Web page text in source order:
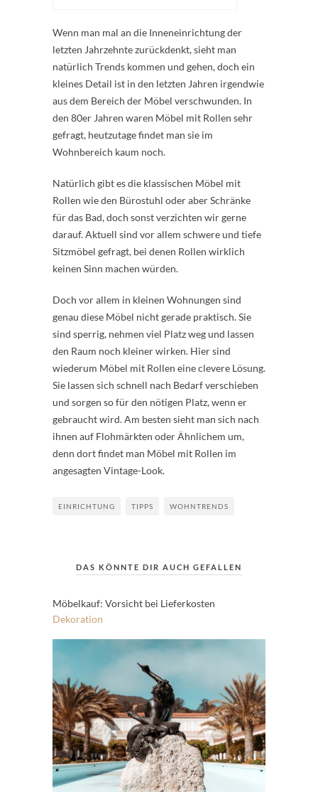
Wenn man mal an die Inneneinrichtung der
letzten Jahrzehnte zurückdenkt, sieht man
natürlich Trends kommen und gehen, doch ein
kleines Detail ist in den letzten Jahren irgendwie
aus dem Bereich der Möbel verschwunden. In
den 80er Jahren waren Möbel mit Rollen sehr
gefragt, heutzutage findet man sie im
Wohnbereich kaum noch.
Natürlich gibt es die klassischen Möbel mit
Rollen wie den Bürostuhl oder aber Schränke
für das Bad, doch sonst verzichten wir gerne
darauf. Aktuell sind vor allem schwere und tiefe
Sitzmöbel gefragt, bei denen Rollen wirklich
keinen Sinn machen würden.
Doch vor allem in kleinen Wohnungen sind
genau diese Möbel nicht gerade praktisch. Sie
sind sperrig, nehmen viel Platz weg und lassen
den Raum noch kleiner wirken. Hier sind
wiederum Möbel mit Rollen eine clevere Lösung.
Sie lassen sich schnell nach Bedarf verschieben
und sorgen so für den nötigen Platz, wenn er
gebraucht wird. Am besten sieht man sich nach
ihnen auf Flohmärkten oder Ähnlichem um,
denn dort findet man Möbel mit Rollen im
angesagten Vintage-Look.
EINRICHTUNG TIPPS WOHNTRENDS
DAS KÖNNTE DIR AUCH GEFALLEN
Möbelkauf: Vorsicht bei Lieferkosten
Dekoration